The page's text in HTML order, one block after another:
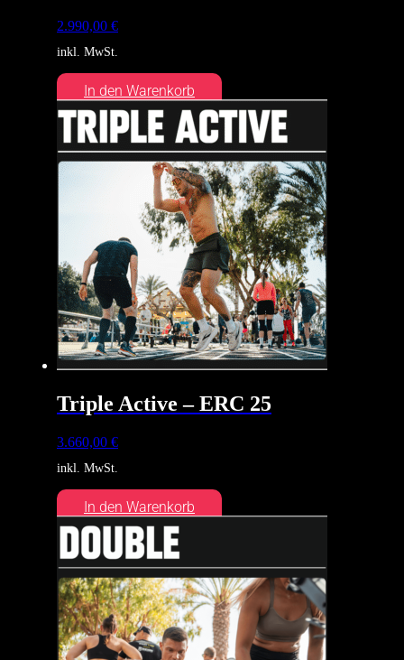
2.990,00 €
inkl. MwSt.
In den Warenkorb
Triple Active – ERC 25
3.660,00 €
inkl. MwSt.
In den Warenkorb